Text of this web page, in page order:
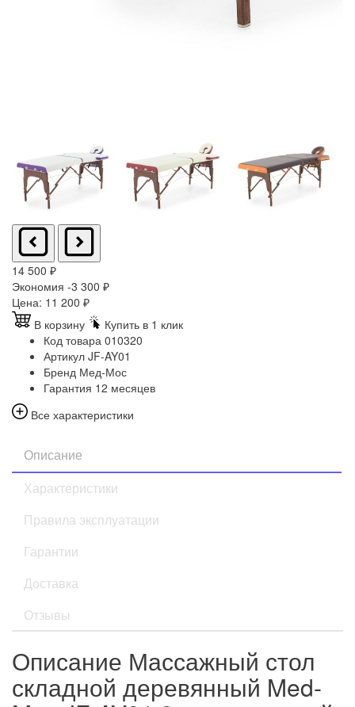
14 500 ₽
Экономия -3 300 ₽
Цена: 11 200 ₽
В корзину
Купить в 1 клик
Код товара 010320
Артикул JF-AY01
Бренд Мед-Мос
Гарантия 12 месяцев
Все характеристики
Описание
Характеристики
Правила эксплуатации
Гарантии
Доставка
Отзывы
Описание Массажный стол
складной деревянный Med-